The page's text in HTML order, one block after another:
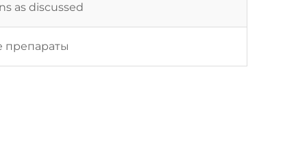
as discussed
препараты